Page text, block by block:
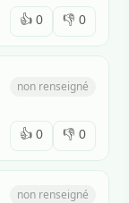
👍 0 👎 0
non renseigné
👍 0 👎 0
non renseigné